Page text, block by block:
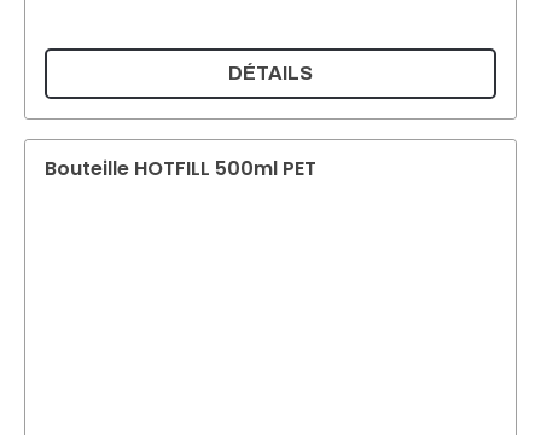
DÉTAILS
Bouteille HOTFILL 500ml PET